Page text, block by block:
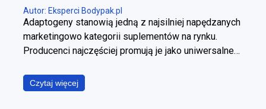
Autor: Eksperci Bodypak.pl
Adaptogeny stanowią jedną z najsilniej napędzanych
marketingowo kategorii suplementów na rynku.
Producenci najczęściej promują je jako uniwersalne
snu, wzrost poziomu energii, wyostrzenie
koncentracji, redukcję stresu oraz wzmocnienie
Czytaj więcej